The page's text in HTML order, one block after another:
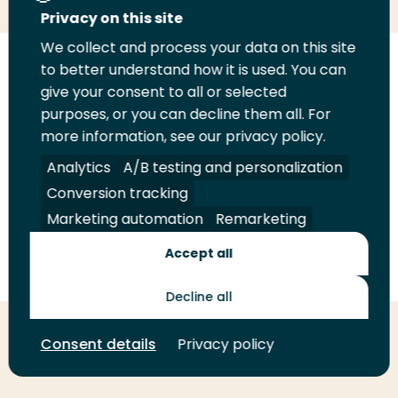
op
LinkedIn
op
TwitterFacebook
deze
pagina
Volg
ons
op
LinkedIn
Volg
ons
op
Facebook
Volg
ons
op
YouTube
Volg
ons
op
Instagram
Juridisch Security A-Z Index
Contact
Leveranciers
Toekomstmakers
© 2026 Hogeschool Rotterdam. Alle rechten voorbehouden.
Privacy on this site
We collect and process your data on this site
to better understand how it is used. You can
give your consent to all or selected
purposes, or you can decline them all. For
more information, see our privacy policy.
Analytics
A/B testing and personalization
Conversion tracking
Marketing automation
Remarketing
Accept all
Decline all
Consent details Privacy policy